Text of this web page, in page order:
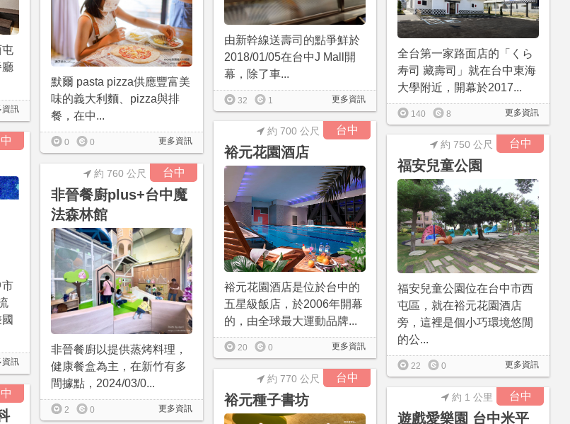
屯
廳
資訊
默爾 pasta pizza供應豐富美
味的義大利麵、pizza與排
餐，在中...
更多資訊
0 0
由新幹線送壽司的點爭鮮於
2018/01/05在台中J Mall開
幕，除了車...
更多資訊
32 1
全台第一家路面店的「くら
寿司 藏壽司」就在台中東海
大學附近，開幕於2017...
更多資訊
140 8
台中
裕元花園酒店
約 700 公尺
裕元花園酒店是位於台中的
五星級飯店，於2006年開幕
的，由全球最大運動品牌...
更多資訊
20 0
市
資訊
台中
福安兒童公園
約 750 公尺
福安兒童公園位在台中市西
屯區，就在裕元花園酒店
旁，這裡是個小巧環境悠閒
的公...
更多資訊
22 0
台中
非晉餐廚plus+台中魔
法森林館
約 760 公尺
非晉餐廚以提供蒸烤料理，
健康餐盒為主，在新竹有多
間據點，2024/03/0...
更多資訊
2 0
台中
裕元種子書坊
約 770 公尺
台中
遊戲愛樂園 台中米平
約 1 公里